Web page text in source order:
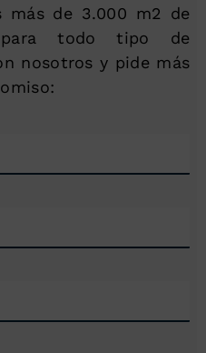
más de 3.000 m2 de
para todo tipo de
nosotros y pide más